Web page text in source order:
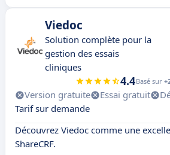
Viedoc
Solution complète pour la
gestion des essais
cliniques
4.4Basé sur
Version gratuite Essai gratuit
Tarif sur demande
Découvrez Viedoc comme une
ShareCRF.